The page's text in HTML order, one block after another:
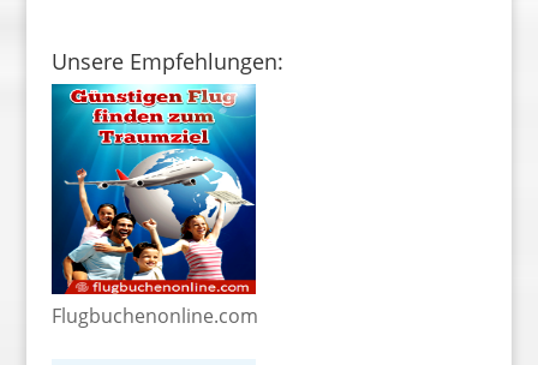
Unsere Empfehlungen:
Flugbuchenonline.com